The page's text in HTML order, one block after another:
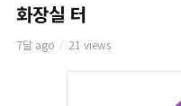
화장실 터
7달 ago 21 views